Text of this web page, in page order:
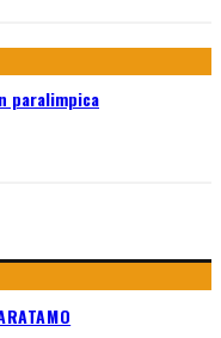
paralimpica